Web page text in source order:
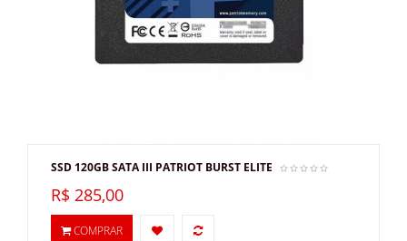
SSD 120GB SATA III PATRIOT BURST ELITE
R$ 285,00
COMPRAR